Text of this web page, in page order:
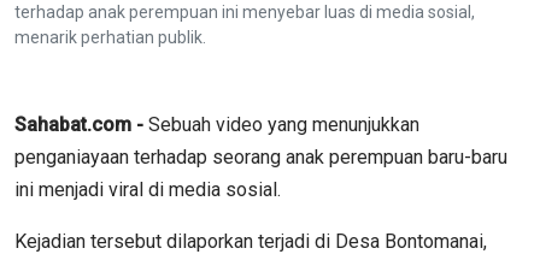
terhadap anak perempuan ini menyebar luas di media sosial,
menarik perhatian publik.
Sahabat.com - Sebuah video yang menunjukkan
penganiayaan terhadap seorang anak perempuan baru-baru
ini menjadi viral di media sosial.
Kejadian tersebut dilaporkan terjadi di Desa Bontomanai,